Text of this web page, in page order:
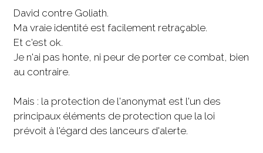
David contre Goliath.
Ma vraie identité est facilement retraçable.
Et c'est ok.
Je n'ai pas honte, ni peur de porter ce combat, bien
au contraire.
Mais : la protection de l'anonymat est l'un des
principaux éléments de protection que la loi
prévoit à l'égard des lanceurs d'alerte.